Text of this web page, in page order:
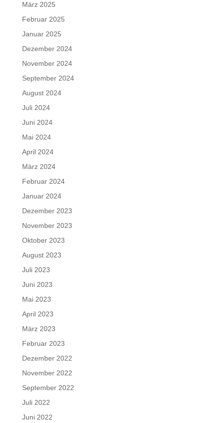
März 2025
Februar 2025
Januar 2025
Dezember 2024
November 2024
September 2024
August 2024
Juli 2024
Juni 2024
Mai 2024
April 2024
März 2024
Februar 2024
Januar 2024
Dezember 2023
November 2023
Oktober 2023
August 2023
Juli 2023
Juni 2023
Mai 2023
April 2023
März 2023
Februar 2023
Dezember 2022
November 2022
September 2022
Juli 2022
Juni 2022